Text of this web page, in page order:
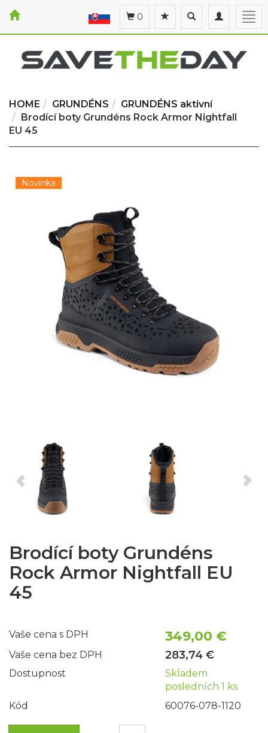
Toggle
navigation
Toggle
search
0
HOME GRUNDÉNS
GRUNDÉNS aktivní
Brodící boty Grundéns Rock Armor Nightfall
EU 45
Novinka
Brodící boty Grundéns
Rock Armor Nightfall EU
45
Vaše cena s DPH 349,00 €
Vaše cena bez DPH 283,74 €
Dostupnost
Skladem
posledních 1 ks
Kód
60076-078-1120